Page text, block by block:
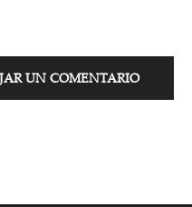
UN COMENTARIO